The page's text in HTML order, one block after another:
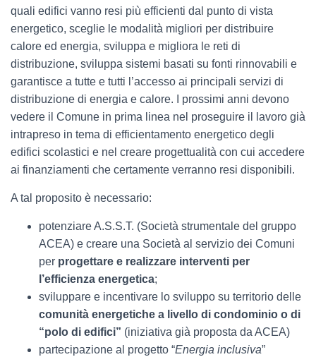
quali edifici vanno resi più efficienti dal punto di vista
energetico, sceglie le modalità migliori per distribuire
calore ed energia, sviluppa e migliora le reti di
distribuzione, sviluppa sistemi basati su fonti rinnovabili e
garantisce a tutte e tutti l’accesso ai principali servizi di
distribuzione di energia e calore. I prossimi anni devono
vedere il Comune in prima linea nel proseguire il lavoro già
intrapreso in tema di efficientamento energetico degli
edifici scolastici e nel creare progettualità con cui accedere
ai finanziamenti che certamente verranno resi disponibili.
A tal proposito è necessario:
potenziare A.S.S.T. (Società strumentale del gruppo
ACEA) e creare una Società al servizio dei Comuni
per progettare e realizzare interventi per
l’efficienza energetica;
sviluppare e incentivare lo sviluppo su territorio delle
comunità energetiche a livello di condominio o di
“polo di edifici” (iniziativa già proposta da ACEA)
partecipazione al progetto “Energia inclusiva”